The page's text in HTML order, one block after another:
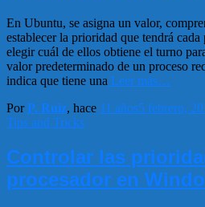
En Ubuntu, se asigna un valor,
establecer la prioridad que tendrá
elegir cuál de ellos obtiene el turno
valor predeterminado de un proceso
indica que tiene una Leer más…
PorP. Ruiz, hace 11 años5 febrero,
Tips and Tricks
Controlar las
procesador en